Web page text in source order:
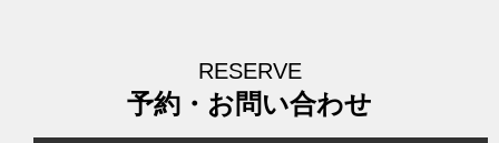
RESERVE
予約・お問い合わせ